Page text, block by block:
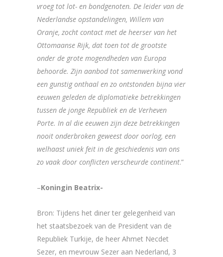
vroeg tot lot- en bondgenoten. De leider van de
Nederlandse opstandelingen, Willem van
Oranje, zocht contact met de heerser van het
Ottomaanse Rijk, dat toen tot de grootste
onder de grote mogendheden van Europa
behoorde. Zijn aanbod tot samenwerking vond
een gunstig onthaal en zo ontstonden bijna vier
eeuwen geleden de diplomatieke betrekkingen
tussen de jonge Republiek en de Verheven
Porte. In al die eeuwen zijn deze betrekkingen
nooit onderbroken geweest door oorlog, een
welhaast uniek feit in de geschiedenis van ons
zo vaak door conflicten verscheurde continent.”
–Koningin Beatrix-
Bron: Tijdens het diner ter gelegenheid van
het staatsbezoek van de President van de
Republiek Turkije, de heer Ahmet Necdet
Sezer, en mevrouw Sezer aan Nederland, 3